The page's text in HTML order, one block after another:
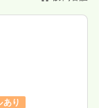
あり